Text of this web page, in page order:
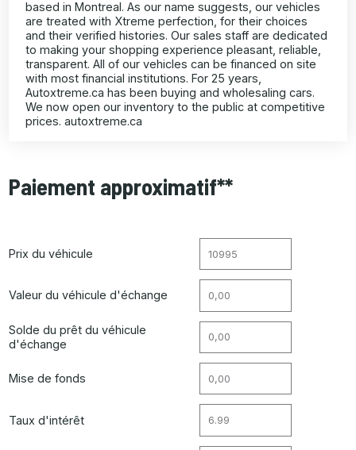
based in Montreal. As our name suggests, our vehicles
are treated with Xtreme perfection, for their choices
and their verified histories. Our sales staff are dedicated
to making your shopping experience pleasant, reliable,
transparent. All of our vehicles can be financed on site
with most financial institutions. For 25 years,
Autoxtreme.ca has been buying and wholesaling cars.
We now open our inventory to the public at competitive
prices. autoxtreme.ca
Paiement approximatif**
Prix du véhicule
Valeur du véhicule d'échange
Solde du prêt du véhicule
d'échange
Mise de fonds
Taux d'intérêt